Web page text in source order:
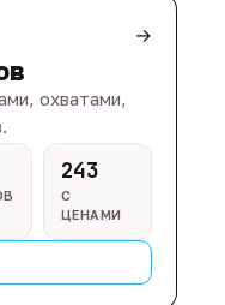
→
охватами,
243
С
ЦЕНАМИ